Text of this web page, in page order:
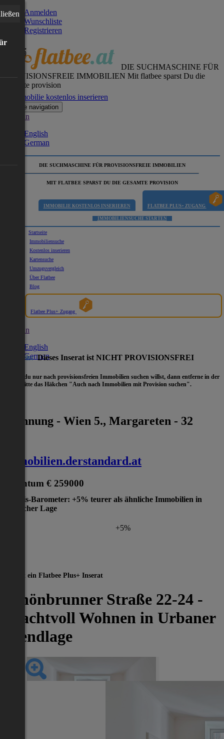
Anmelden
Wunschliste
Registrieren
DIE SUCHMASCHINE FÜR
PROVISIONSFREIE IMMOBILIEN Mit flatbee sparst Du die
gesamte provision
Immobilie kostenlos inserieren
Toggle navigation
German
English
German
DIE SUCHMASCHINE FÜR PROVISIONSFREIE IMMOBILIEN
MIT FLATBEE SPARST DU DIE GESAMTE PROVISION
IMMOBILIE KOSTENLOS INSERIEREN FLATBEE PLUS+ ZUGANG
IMMOBILIENSUCHE STARTEN
Startseite
Immobiliensuche
Kostenlos inserieren
Kartensuche
Umzugsvergleich
Über Flatbee
Blog
Flatbee Plus+ Zugang
German
English
German
Hinweis:Dieses Inserat ist NICHT PROVISIONSFREI
- Wenn du nur nach provisionsfreien Immobilien suchen willst, dann entferne in der
bitte das Häkchen "Auch nach Immobilien mit Provision suchen".
Wohnung - Wien 5., Margareten - 32
immobilien.derstandard.at
Eigentum € 259000
Preis-Barometer: +5% teurer als ähnliche Immobilien in
gleicher Lage
+5%
Dies ist ein Flatbee Plus+ Inserat
Schönbrunner Straße 22-24 -
Prachtvoll Wohnen in Urbaner
Trendlage